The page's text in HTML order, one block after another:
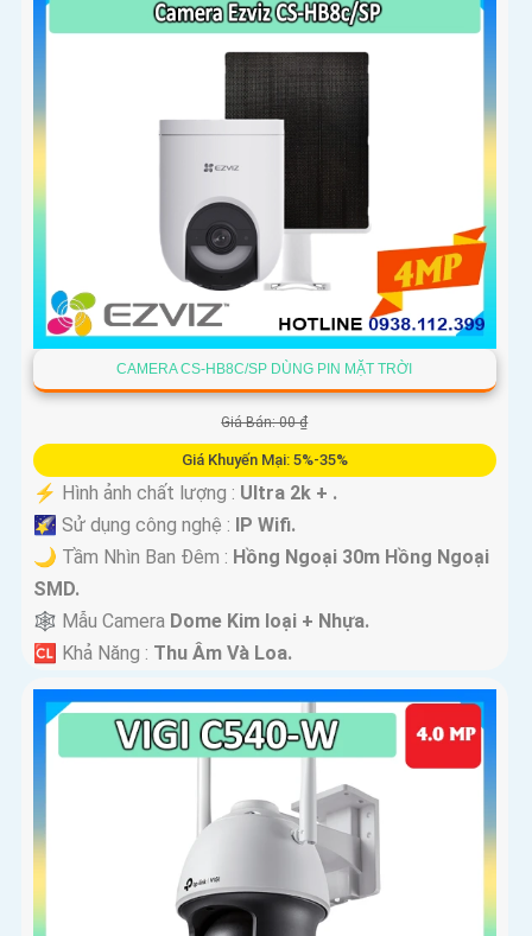
CAMERA CS-HB8C/SP DÙNG PIN MẶT TRỜI
Giá Bán: 00 ₫
Giá Khuyến Mại: 5%-35%
️⚡ Hình ảnh chất lượng : Ultra 2k + .
🌠 Sử dụng công nghệ : IP Wifi.
🌙 Tầm Nhìn Ban Đêm : Hồng Ngoại 30m Hồng Ngoại
SMD.
🕸️ Mẫu Camera Dome Kim loại + Nhựa.
️🆑 Khả Năng : Thu Âm Và Loa.